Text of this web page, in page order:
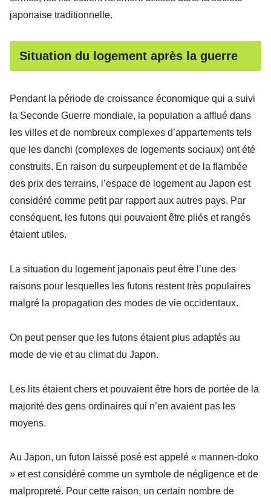
japonaise traditionnelle.
Situation du logement après la guerre
Pendant la période de croissance économique qui a suivi
la Seconde Guerre mondiale, la population a afflué dans
les villes et de nombreux complexes d’appartements tels
que les danchi (complexes de logements sociaux) ont été
construits. En raison du surpeuplement et de la flambée
des prix des terrains, l’espace de logement au Japon est
considéré comme petit par rapport aux autres pays. Par
conséquent, les futons qui pouvaient être pliés et rangés
étaient utiles.
La situation du logement japonais peut être l’une des
raisons pour lesquelles les futons restent très populaires
malgré la propagation des modes de vie occidentaux.
On peut penser que les futons étaient plus adaptés au
mode de vie et au climat du Japon.
Les lits étaient chers et pouvaient être hors de portée de la
majorité des gens ordinaires qui n’en avaient pas les
moyens.
Au Japon, un futon laissé posé est appelé « mannen-doko
» et est considéré comme un symbole de négligence et de
malpropreté. Pour cette raison, un certain nombre de